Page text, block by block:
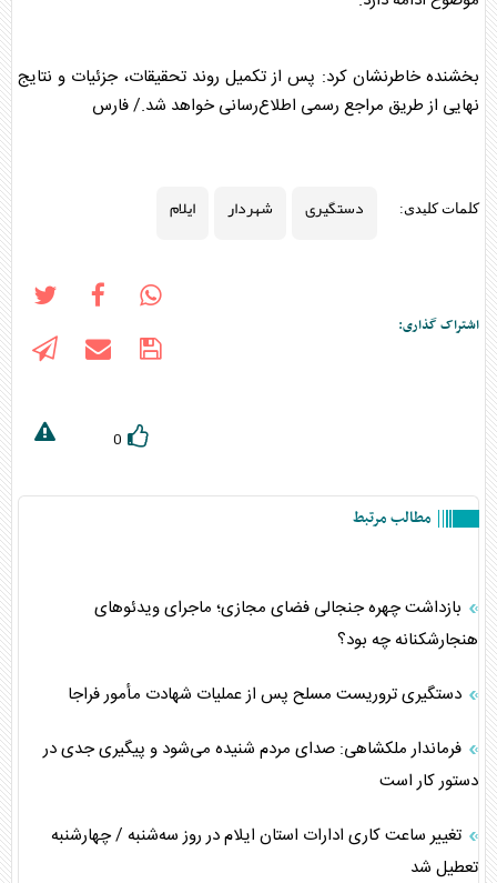
بخشنده خاطرنشان کرد: پس از تکمیل روند تحقیقات، جزئیات و نتایج
نهایی از طریق مراجع رسمی اطلاع‌رسانی خواهد شد./ فارس
کلمات کلیدی: دستگیری شهردار ایلام
اشتراک گذاری:
0
مطالب مرتبط
بازداشت چهره جنجالی فضای مجازی؛ ماجرای ویدئوهای
هنجارشکنانه چه بود؟
دستگیری تروریست مسلح پس از عملیات شهادت مأمور فراجا
فرماندار ملکشاهی: صدای مردم شنیده می‌شود و پیگیری جدی در
دستور کار است
تغییر ساعت کاری ادارات استان ایلام در روز سه‌شنبه / چهارشنبه
تعطیل شد